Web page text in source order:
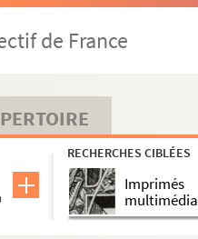
de France
RECHERCHES CIBLÉES
Imprimés
multimédia